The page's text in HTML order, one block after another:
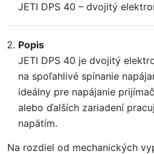
JETI DPS 40 – dvojitý
Popis
JETI DPS 40 je dvojitý
na spoľahlivé spínanie
ideálny pre napájanie
alebo ďalších zariadení
napätím.
Na rozdiel od mechanických